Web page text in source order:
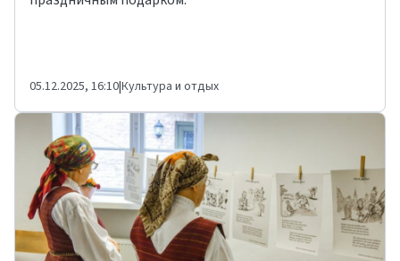
05.12.2025, 16:10|Культура и отдых